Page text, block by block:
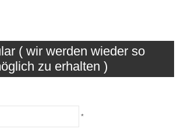
( wir werden wieder so
zu erhalten )
*